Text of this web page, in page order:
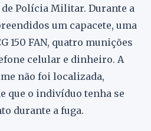
de Polícia Militar. Durante a
um capacete, uma
150 FAN, quatro munições
celular e dinheiro. A
não foi localizada,
que o indivíduo tenha se
durante a fuga.